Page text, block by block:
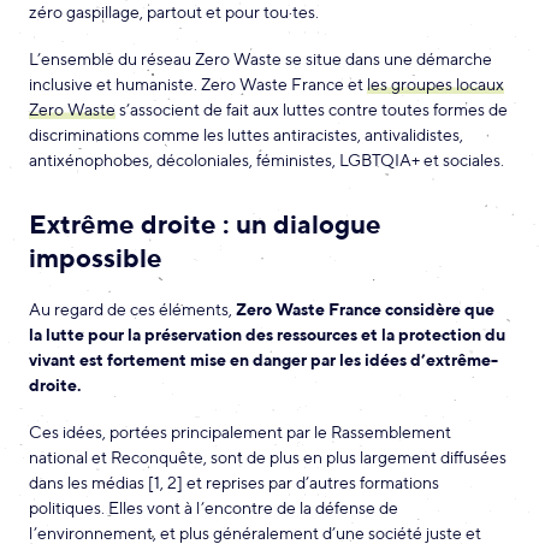
zéro gaspillage, partout et pour tou·tes.
L’ensemble du réseau Zero Waste se situe dans une démarche
inclusive et humaniste. Zero Waste France et les groupes locaux
Zero Wastes’associent de fait aux luttes contre toutes formes de
discriminations comme les luttes antiracistes, antivalidistes,
antixénophobes, décoloniales, féministes, LGBTQIA+ et sociales.
Extrême droite : un dialogue
impossible
Au regard de ces éléments, Zero Waste France considère que
la lutte pour la préservation des ressources et la protection du
vivant est fortement mise en danger par les idées d’extrême-
droite.
Ces idées, portées principalement par le Rassemblement
national et Reconquête, sont de plus en plus largement diffusées
dans les médias [1, 2] et reprises par d’autres formations
politiques. Elles vont à l’encontre de la défense de
l’environnement, et plus généralement d’une société juste et